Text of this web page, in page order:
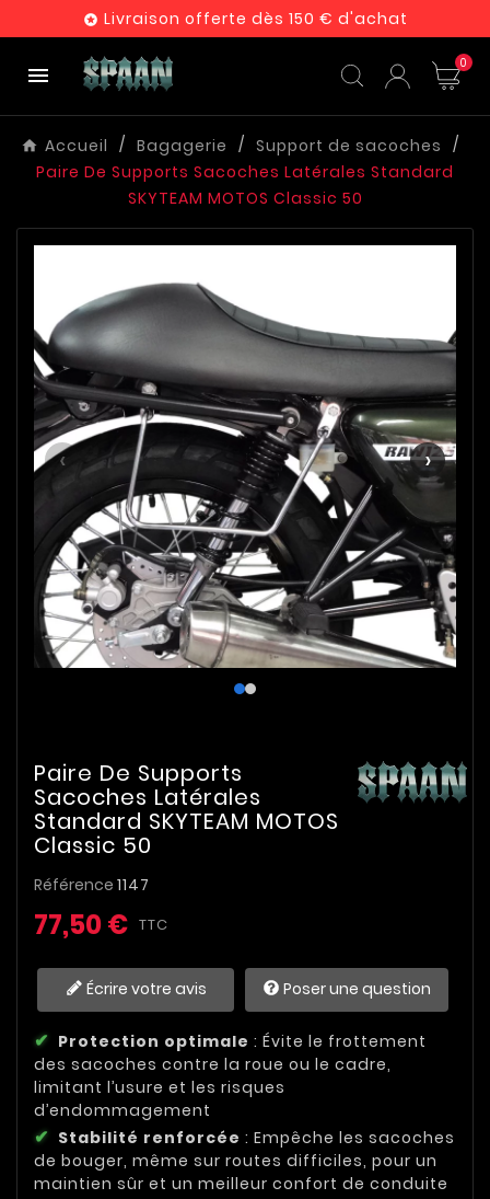
 Livraison offerte dès 150 € d'achat
 0
Accueil Bagagerie
Support de sacoches
Paire De Supports Sacoches Latérales Standard
SKYTEAM MOTOS Classic 50
‹ ›
Paire De Supports
Sacoches Latérales
Standard SKYTEAM MOTOS
Classic 50
Référence 1147
77,50 € TTC
Écrire votre avis Poser une question
Protection optimale : Évite le frottement
des sacoches contre la roue ou le cadre,
limitant l’usure et les risques
d’endommagement
Stabilité renforcée : Empêche les sacoches
de bouger, même sur routes difficiles, pour un
maintien sûr et un meilleur confort de conduite